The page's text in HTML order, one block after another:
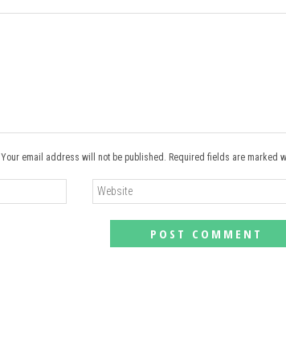
Your email address will not be published. Required fields are marked